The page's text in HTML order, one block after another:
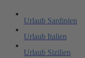
Urlaub Sardinien
Urlaub Italien
Urlaub Sizilien